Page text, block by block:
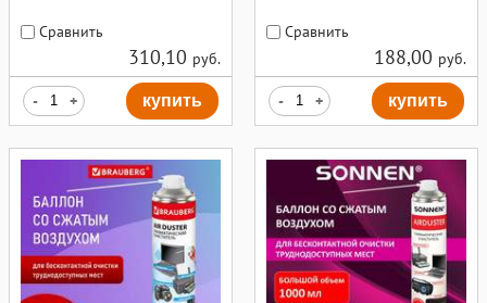
Сравнить
310,10 руб.
- + купить
Сравнить
188,00 руб.
- + купить